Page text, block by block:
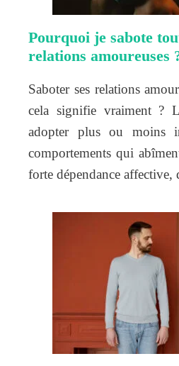
Pourquoi je sabote
relations amoureuses
Saboter ses relations
cela signifie vraiment ?
adopter plus ou moins
comportements qui
forte dépendance